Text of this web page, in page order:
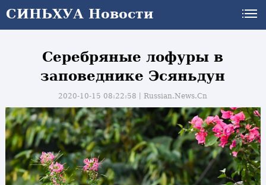
СИНЬХУА Новости
Серебряные лофуры в
заповеднике Эсяньдун
2020-10-15 08:22:58丨Russian.News.Cn